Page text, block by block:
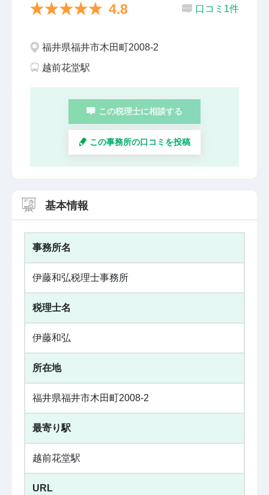
4.8 口コミ1件
福井県福井市木田町2008-2
越前花堂駅
この税理士に相談する
この事務所の口コミを投稿
基本情報
事務所名
伊藤和弘税理士事務所
税理士名
伊藤和弘
所在地
福井県福井市木田町2008-2
最寄り駅
越前花堂駅
URL